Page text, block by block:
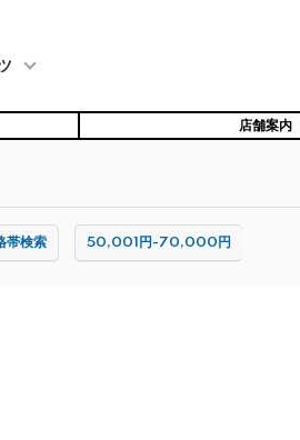
店舗案内
帯検索 50,001円-70,000円